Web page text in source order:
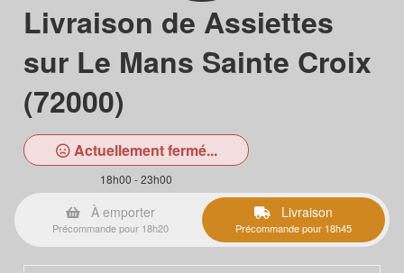
Livraison de Assiettes
sur Le Mans Sainte Croix
(72000)
Actuellement fermé...
18h00 - 23h00
À emporter
Précommande pour 18h20
Livraison
Précommande pour 18h45